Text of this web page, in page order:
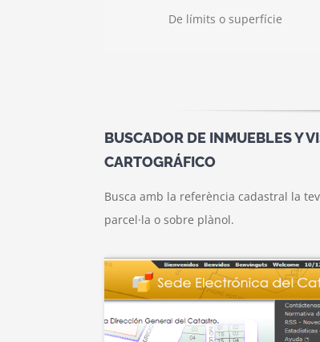
De límits o superfície
camins (documents i fotografia aèria
BUSCADOR DE INMUEBLES Y
CARTOGRÁFICO
Busca amb la referència cadastral la
parcel·la o sobre plànol.